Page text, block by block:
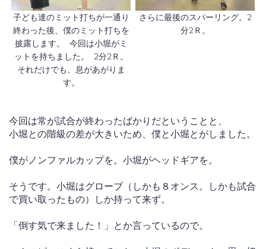
子ども達のミット打ちが一通り
終わった後、僕のミット打ちを
披露します。 今回は小堀がミ
ットを持ちました。 2分2Ｒ。
それだけでも、息があがりま
す。
さらに最後のスパーリング。2
分2Ｒ。
今回は常が試合が終わったばかりだということと、
小堀との階級の差が大きいため、僕と小堀とがしました。
僕がノンファルカップを。小堀がヘッドギアを。
そうです。小堀はグローブ（しかも８オンス。しかも試合
で買い取ったもの）しか持って来ず。
「倒す気で来ました！」とか言っているので。